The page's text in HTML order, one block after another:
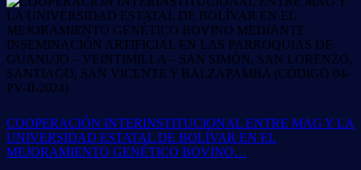
COOPERACIÓN INTERINSTITUCIONAL ENTRE MAG Y LA
UNIVERSIDAD ESTATAL DE BOLÍVAR EN EL
MEJORAMIENTO GENÉTICO BOVINO…